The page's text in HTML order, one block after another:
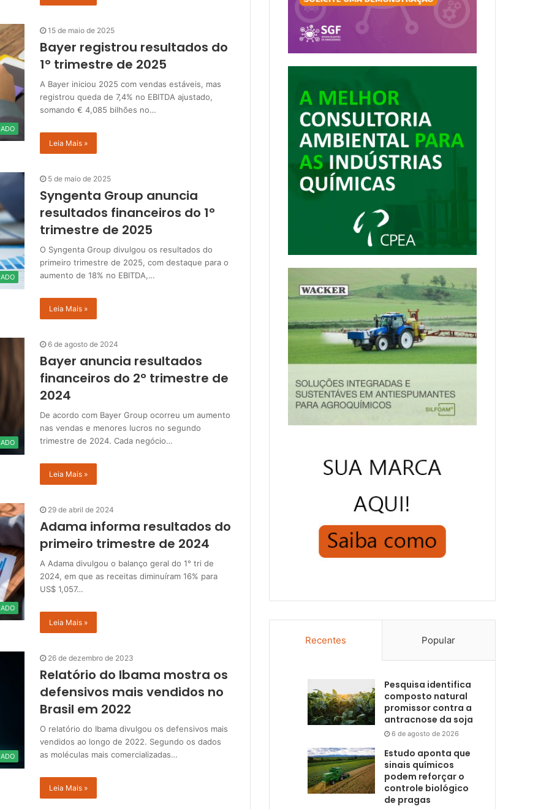
15 de maio de 2025
Bayer registrou resultados do
1° trimestre de 2025
A Bayer iniciou 2025 com vendas estáveis, mas
registrou queda de 7,4% no EBITDA ajustado,
somando € 4,085 bilhões no…
Leia Mais »
5 de maio de 2025
Syngenta Group anuncia
resultados financeiros do 1°
trimestre de 2025
O Syngenta Group divulgou os resultados do
primeiro trimestre de 2025, com destaque para o
aumento de 18% no EBITDA,…
Leia Mais »
6 de agosto de 2024
Bayer anuncia resultados
financeiros do 2° trimestre de
2024
De acordo com Bayer Group ocorreu um aumento
nas vendas e menores lucros no segundo
trimestre de 2024. Cada negócio…
Leia Mais »
29 de abril de 2024
Adama informa resultados do
primeiro trimestre de 2024
A Adama divulgou o balanço geral do 1° tri de
2024, em que as receitas diminuíram 16% para
US$ 1,057…
Leia Mais »
26 de dezembro de 2023
Relatório do Ibama mostra os
defensivos mais vendidos no
Brasil em 2022
O relatório do Ibama divulgou os defensivos mais
vendidos ao longo de 2022. Segundo os dados
as moléculas mais comercializadas…
Leia Mais »
Recentes Popular
Pesquisa identifica
composto natural
promissor contra a
antracnose da soja
6 de agosto de 2026
Estudo aponta que
sinais químicos
podem reforçar o
controle biológico
de pragas